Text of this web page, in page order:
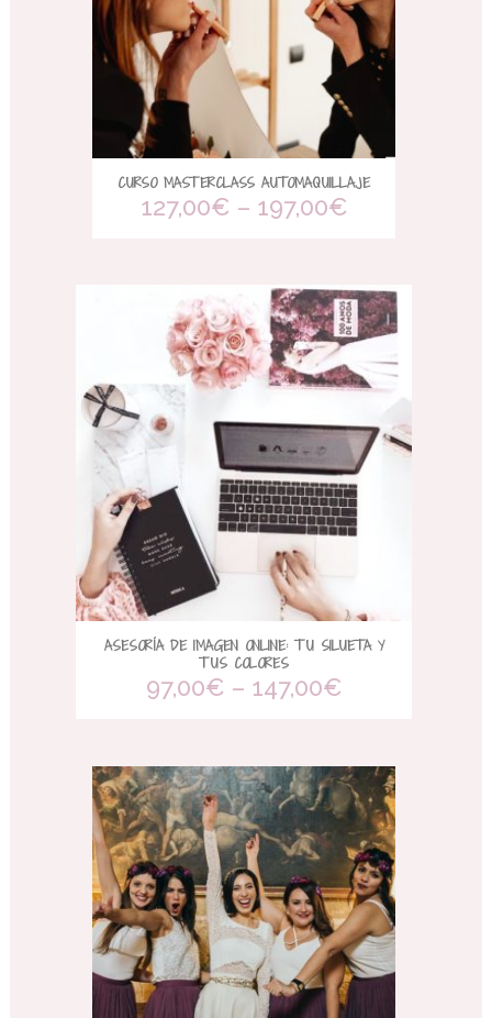
CURSO MASTERCLASS AUTOMAQUILLAJE
127,00€ – 197,00€
ASESORÍA DE IMAGEN ONLINE: TU SILUETA Y
TUS COLORES
97,00€ – 147,00€